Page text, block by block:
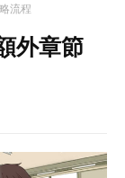
流程
外章節